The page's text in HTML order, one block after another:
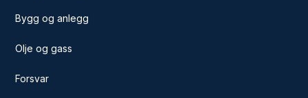
Bygg og anlegg
Olje og gass
Forsvar